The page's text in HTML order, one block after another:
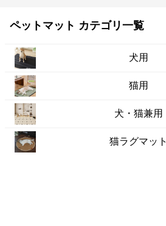
ペットマット カテゴリ一覧
犬用
猫用
犬・猫兼用
猫ラグマット